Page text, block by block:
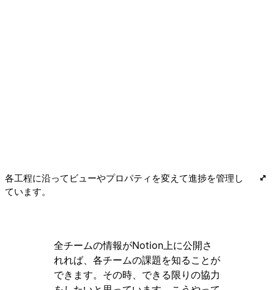
各工程に沿ってビューやプロパティを変えて進捗を管理し
ています。
全チームの情報がNotion上に公開さ
れれば、各チームの課題を知ることが
できます。その時、できる限りの協力